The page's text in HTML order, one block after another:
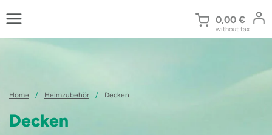
Inhalt
0,00 €
without tax
Home / Heimzubehör / Decken
Decken